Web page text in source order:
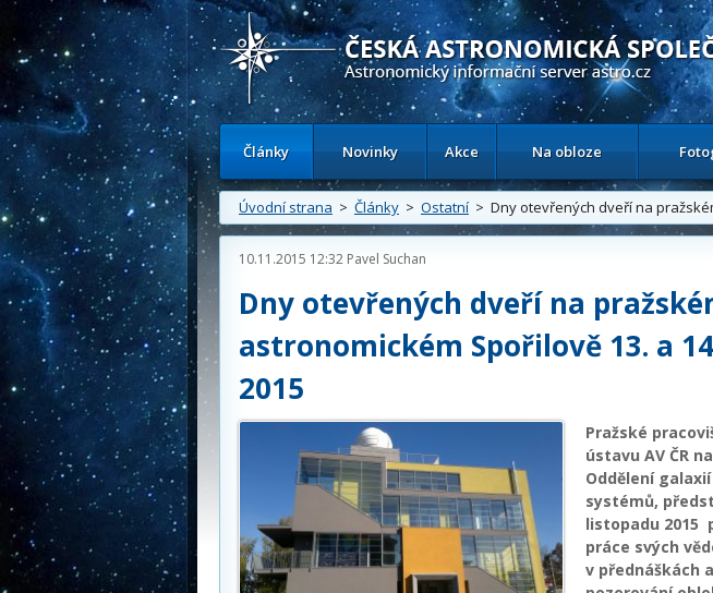
Česká astronomická společnost - Informační astronomický server
Články Novinky Akce Na obloze
Úvodní strana > Články > Ostatní > Dny otevřených dveří na
10.11.2015 12:32 Pavel Suchan
Dny otevřených dveří na
astronomickém Spořilově 13. a
2015
Pražské
ústavu AV ČR
Oddělení
systémů,
listopadu 2015
práce svých
v přednáškách